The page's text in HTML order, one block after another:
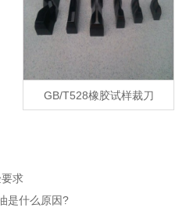
GB/T528橡胶试样裁刀
求
是什么原因?